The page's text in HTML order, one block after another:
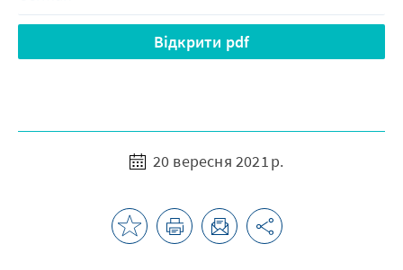
Відкрити pdf
20 вересня 2021 р.